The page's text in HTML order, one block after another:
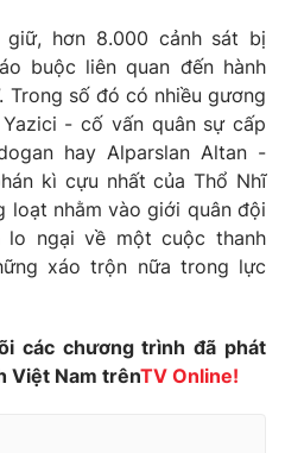
Podcast
hơn 8.000 cảnh sát bị
buộc liên quan đến hành
Trong số đó có nhiều gương
- cố vấn quân sự cấp
hay Alparslan Altan -
kì cựu nhất của Thổ Nhĩ
loạt nhằm vào giới quân đội
ngại về một cuộc thanh
xáo trộn nữa trong lực
các chương trình đã phát
Việt Nam trênTV Online!